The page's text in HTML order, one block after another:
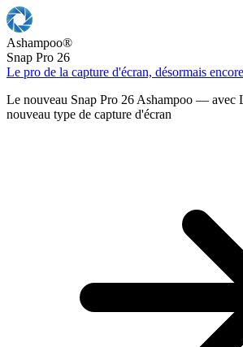
Ashampoo®
Snap Pro 26
Le pro de la capture d'écran, désormais
Le nouveau Snap Pro 26 Ashampoo — avec
nouveau type de capture d'écran